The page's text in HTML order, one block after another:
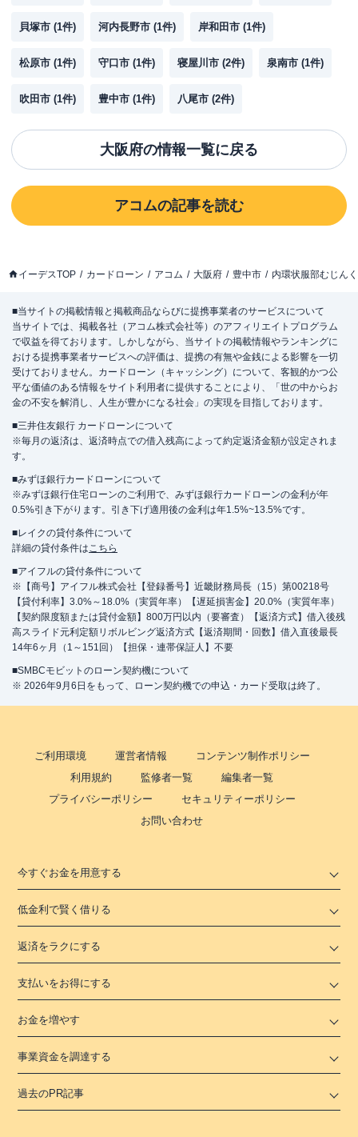
貝塚市 (1件) 河内長野市 (1件) 岸和田市 (1件)
松原市 (1件) 守口市 (1件) 寝屋川市 (2件) 泉南市 (1件)
吹田市 (1件) 豊中市 (1件) 八尾市 (2件)
大阪府の情報一覧に戻る
アコムの記事を読む
イーデスTOP カードローン アコム 大阪府 豊中市 内環状服部むじん
■当サイトの掲載情報と掲載商品ならびに提携事業者のサービスについて
当サイトでは、掲載各社（アコム株式会社等）のアフィリエイトプログラム
で収益を得ております。しかしながら、当サイトの掲載情報やランキングに
おける提携事業者サービスへの評価は、提携の有無や金銭による影響を一切
受けておりません。カードローン（キャッシング）について、客観的かつ公
平な価値のある情報をサイト利用者に提供することにより、「世の中からお
金の不安を解消し、人生が豊かになる社会」の実現を目指しております。
■三井住友銀行 カードローンについて
※毎月の返済は、返済時点での借入残高によって約定返済金額が設定されま
す。
■みずほ銀行カードローンについて
※みずほ銀行住宅ローンのご利用で、みずほ銀行カードローンの金利が年
0.5%引き下がります。引き下げ適用後の金利は年1.5%~13.5%です。
■レイクの貸付条件について
詳細の貸付条件はこちら
■アイフルの貸付条件について
※【商号】アイフル株式会社【登録番号】近畿財務局長（15）第00218号
【貸付利率】3.0%～18.0%（実質年率）【遅延損害金】20.0%（実質年率）
【契約限度額または貸付金額】800万円以内（要審査）【返済方式】借入後残
高スライド元利定額リボルビング返済方式【返済期間・回数】借入直後最長
14年6ヶ月（1～151回）【担保・連帯保証人】不要
■SMBCモビットのローン契約機について
※ 2026年9月6日をもって、ローン契約機での申込・カード受取は終了。
ご利用環境 運営者情報
コンテンツ制作ポリシー
利用規約
監修者一覧
編集者一覧
プライバシーポリシー
セキュリティーポリシー
お問い合わせ
今すぐお金を用意する
低金利で賢く借りる
返済をラクにする
支払いをお得にする
お金を増やす
事業資金を調達する
過去のPR記事